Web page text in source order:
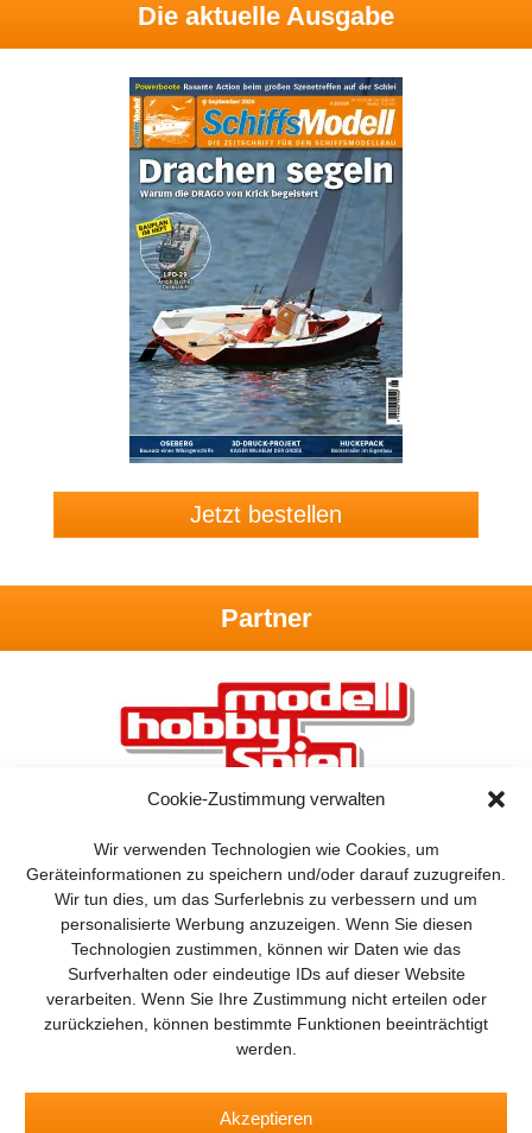
Cookie-Zustimmung verwalten
Wir verwenden Technologien wie Cookies, um
Geräteinformationen zu speichern und/oder darauf zuzugreifen.
Wir tun dies, um das Surferlebnis zu verbessern und um
personalisierte Werbung anzuzeigen. Wenn Sie diesen
Technologien zustimmen, können wir Daten wie das
Surfverhalten oder eindeutige IDs auf dieser Website
verarbeiten. Wenn Sie Ihre Zustimmung nicht erteilen oder
zurückziehen, können bestimmte Funktionen beeinträchtigt
werden.
Akzeptieren
Die aktuelle Ausgabe
Jetzt bestellen
Partner
SPEISEKAMMER